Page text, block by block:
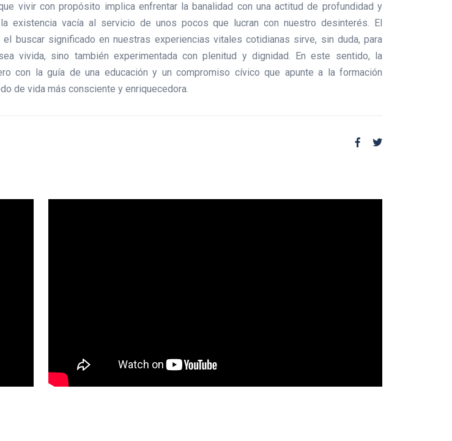
vivir con propósito implica enfrentar la banalidad con una actitud de profundidad y
existencia vacía al servicio de unos pocos que lucran con nuestro desinterés. El
buscar significado en nuestras experiencias vitales cotidianas sirve, sin duda, para
vivida, sino también experimentada con plenitud y dignidad. En este sentido, la
con la guía de una educación y un compromiso cívico que apunte a la formación
de vida más consciente y enriquecedora.